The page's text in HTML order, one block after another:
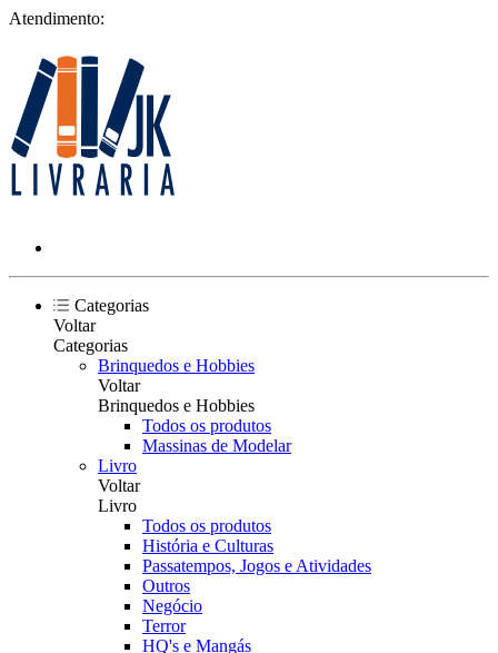
Atendimento:
Categorias
Voltar
Categorias
Brinquedos e Hobbies
Voltar
Brinquedos e Hobbies
Todos os produtos
Massinas de Modelar
Livro
Voltar
Livro
Todos os produtos
História e Culturas
Passatempos, Jogos e Atividades
Outros
Negócio
Terror
HQ's e Mangás